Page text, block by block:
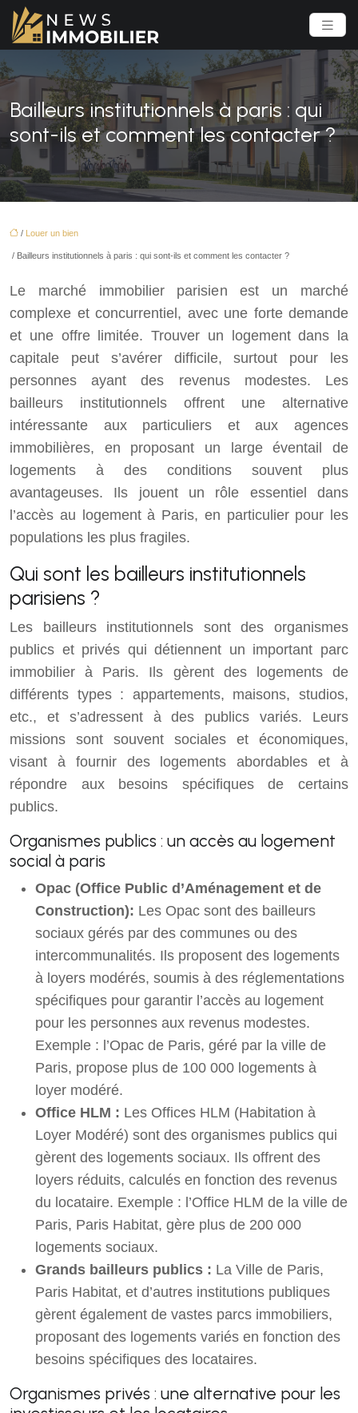
Bailleurs institutionnels à paris : qui
sont-ils et comment les contacter ?
/ Louer un bien
/ Bailleurs institutionnels à paris : qui sont-ils et comment les contacter ?
Le marché immobilier parisien est un marché
complexe et concurrentiel, avec une forte demande
et une offre limitée. Trouver un logement dans la
capitale peut s’avérer difficile, surtout pour les
personnes ayant des revenus modestes. Les
bailleurs institutionnels offrent une alternative
intéressante aux particuliers et aux agences
immobilières, en proposant un large éventail de
logements à des conditions souvent plus
avantageuses. Ils jouent un rôle essentiel dans
l’accès au logement à Paris, en particulier pour les
populations les plus fragiles.
Qui sont les bailleurs institutionnels
parisiens ?
Les bailleurs institutionnels sont des organismes
publics et privés qui détiennent un important parc
immobilier à Paris. Ils gèrent des logements de
différents types : appartements, maisons, studios,
etc., et s’adressent à des publics variés. Leurs
missions sont souvent sociales et économiques,
visant à fournir des logements abordables et à
répondre aux besoins spécifiques de certains
publics.
Organismes publics : un accès au logement
social à paris
Opac (Office Public d’Aménagement et de
Construction): Les Opac sont des bailleurs
sociaux gérés par des communes ou des
intercommunalités. Ils proposent des logements
à loyers modérés, soumis à des réglementations
spécifiques pour garantir l’accès au logement
pour les personnes aux revenus modestes.
Exemple : l’Opac de Paris, géré par la ville de
Paris, propose plus de 100 000 logements à
loyer modéré.
Office HLM : Les Offices HLM (Habitation à
Loyer Modéré) sont des organismes publics qui
gèrent des logements sociaux. Ils offrent des
loyers réduits, calculés en fonction des revenus
du locataire. Exemple : l’Office HLM de la ville de
Paris, Paris Habitat, gère plus de 200 000
logements sociaux.
Grands bailleurs publics : La Ville de Paris,
Paris Habitat, et d’autres institutions publiques
gèrent également de vastes parcs immobiliers,
proposant des logements variés en fonction des
besoins spécifiques des locataires.
Organismes privés : une alternative pour les